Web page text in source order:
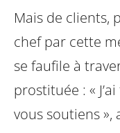
Mais de clients,
chef par cette
se faufile à
prostituée : «
vous soutiens »,